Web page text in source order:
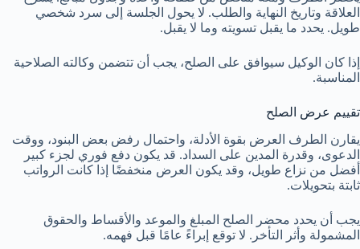
العلاقة وتاريخ النهاية والطلب. لا يحول الجلسة إلى سرد شخصي
طويل. يحدد ما يقبل تسويته وما لا يقبل.
إذا كان الوكيل سيوافق على الصلح، يجب أن تتضمن وكالته الصلاحية
المناسبة.
تقييم عرض الصلح
يقارن الطرف العرض بقوة الأدلة، واحتمال رفض بعض البنود، ووقت
الدعوى، وقدرة المدين على السداد. قد يكون دفع فوري لجزء كبير
أفضل من نزاع طويل، وقد يكون العرض منخفضًا إذا كانت الرواتب
ثابتة بتحويلات.
يجب أن يحدد محضر الصلح المبلغ والموعد والأقساط والحقوق
المشمولة وأثر التأخر. لا توقع إبراءً عامًا قبل فهمه.